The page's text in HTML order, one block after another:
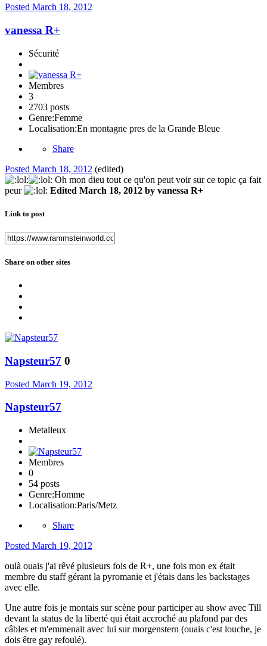
Posted March 18, 2012
vanessa R+
Sécurité
Membres
3
2703 posts
Genre:Femme
Localisation:En montagne pres de la Grande Bleue
Share
Posted March 18, 2012 (edited)
Oh mon dieu tout ce qu'on peut voir sur ce topic ça fait
peur
Edited March 18, 2012 by vanessa R+
Link to post
Share on other sites
Napsteur57 0
Posted March 19, 2012
Napsteur57
Metalleux
Membres
0
54 posts
Genre:Homme
Localisation:Paris/Metz
Share
Posted March 19, 2012
oulà ouais j'ai rêvé plusieurs fois de R+, une fois mon ex était
membre du staff gérant la pyromanie et j'étais dans les backstages
avec elle.
Une autre fois je montais sur scène pour participer au show avec Till
devant la status de la liberté qui était accroché au plafond par des
câbles et m'emmenait avec lui sur morgenstern (ouais c'est louche, je
dois être gay refoulé).